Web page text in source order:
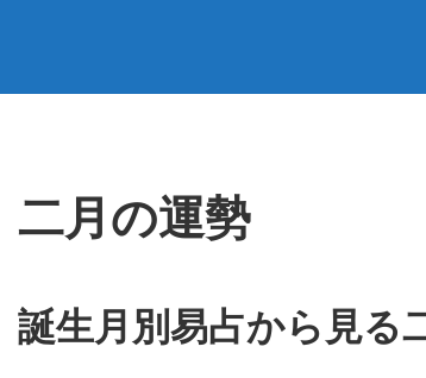
二月の運勢
誕生月別易占から見る